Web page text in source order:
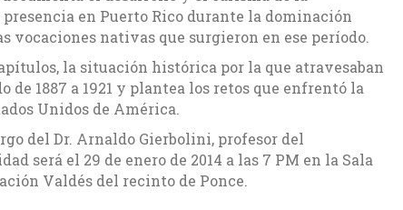
en Puerto Rico durante la dominación
vocaciones nativas que surgieron en ese período.
la situación histórica por la que atravesaban
1887 a 1921 y plantea los retos que enfrentó la
Unidos de América.
del Dr. Arnaldo Gierbolini, profesor del
será el 29 de enero de 2014 a las 7 PM en la Sala
Valdés del recinto de Ponce.